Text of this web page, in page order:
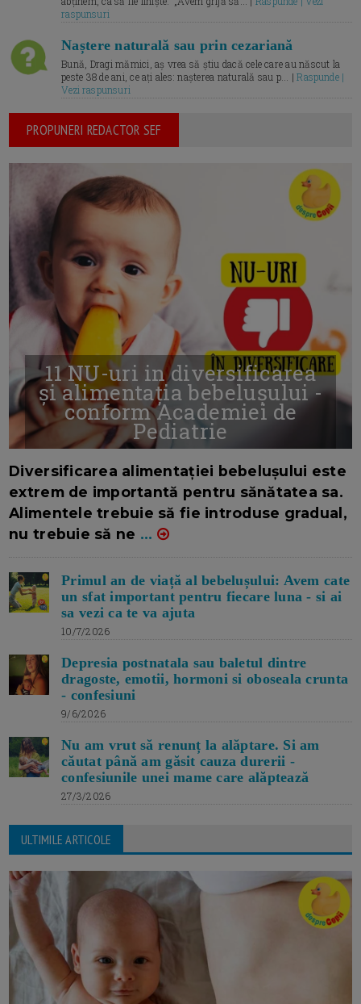
raspunsuri
Naștere naturală sau prin cezariană
Bună, Dragi mămici, aș vrea să știu dacă cele care au născut la
peste 38 de ani, ce ați ales: nașterea naturală sau p... |Raspunde |
Vezi raspunsuri
PROPUNERI REDACTOR SEF
11 NU-uri in diversificarea
și alimentația bebelușului -
conform Academiei de
Pediatrie
Diversificarea alimentației bebelușului este
extrem de importantă pentru sănătatea sa.
Alimentele trebuie să fie introduse gradual,
nu trebuie să ne ...
Primul an de viață al bebelușului: Avem cate
un sfat important pentru fiecare luna - si ai
sa vezi ca te va ajuta
10/7/2026
Depresia postnatala sau baletul dintre
dragoste, emotii, hormoni si oboseala crunta
- confesiuni
9/6/2026
Nu am vrut să renunț la alăptare. Si am
căutat până am găsit cauza durerii -
confesiunile unei mame care alăptează
27/3/2026
ULTIMILE ARTICOLE